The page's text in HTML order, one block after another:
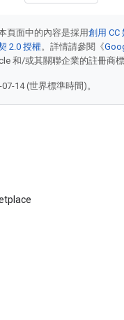
頁面中的內容是採用創用 CC
2.0 授權。詳情請參閱《
和/或其關聯企業的註冊商標
14 (世界標準時間)。